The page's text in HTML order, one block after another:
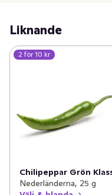
Liknande
2 för 10 kr
Chilipeppar Grön
Nederländerna, 25 g